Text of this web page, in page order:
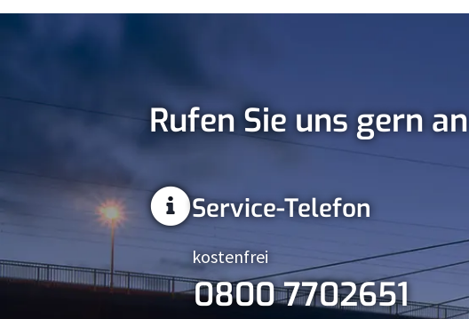
Rufen Sie uns gern an
Service-Telefon
kostenfrei
0800 7702651